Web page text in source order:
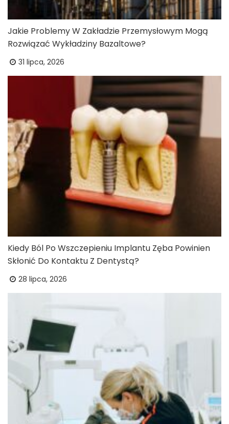
Jakie Problemy W Zakładzie Przemysłowym Mogą
Rozwiązać Wykładziny Bazaltowe?
31 lipca, 2026
Kiedy Ból Po Wszczepieniu Implantu Zęba Powinien
Skłonić Do Kontaktu Z Dentystą?
28 lipca, 2026